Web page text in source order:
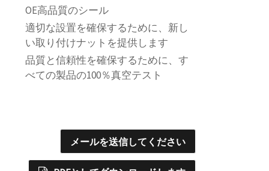
OE高品質のシール
適切な設置を確保するために、新し
い取り付けナットを提供します
品質と信頼性を確保するために、す
べての製品の100％真空テスト
メールを送信してください